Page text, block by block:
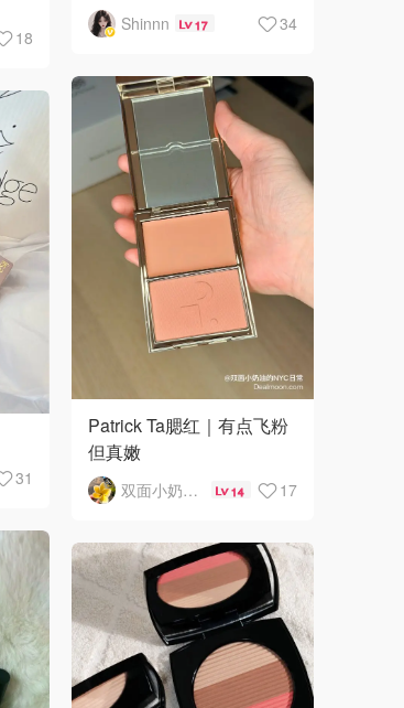
Shinnn 17 34
18
Patrick Ta腮红｜有点飞粉
但真嫩
双面小奶油的NYC日常 14 17
31